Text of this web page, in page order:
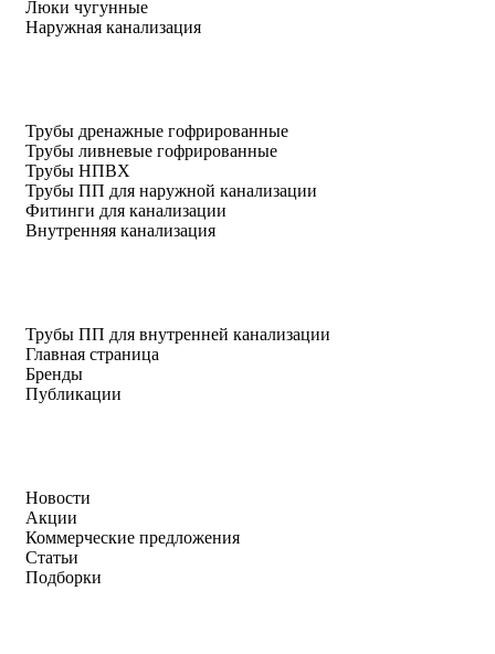
Люки чугунные
Наружная канализация
Трубы дренажные гофрированные
Трубы ливневые гофрированные
Трубы НПВХ
Трубы ПП для наружной канализации
Фитинги для канализации
Внутренняя канализация
Трубы ПП для внутренней канализации
Главная страница
Бренды
Публикации
Новости
Акции
Коммерческие предложения
Статьи
Подборки